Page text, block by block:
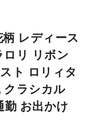
レディース
ロリ リボン
ト ロリィタ
クラシカル
勤 お出かけ